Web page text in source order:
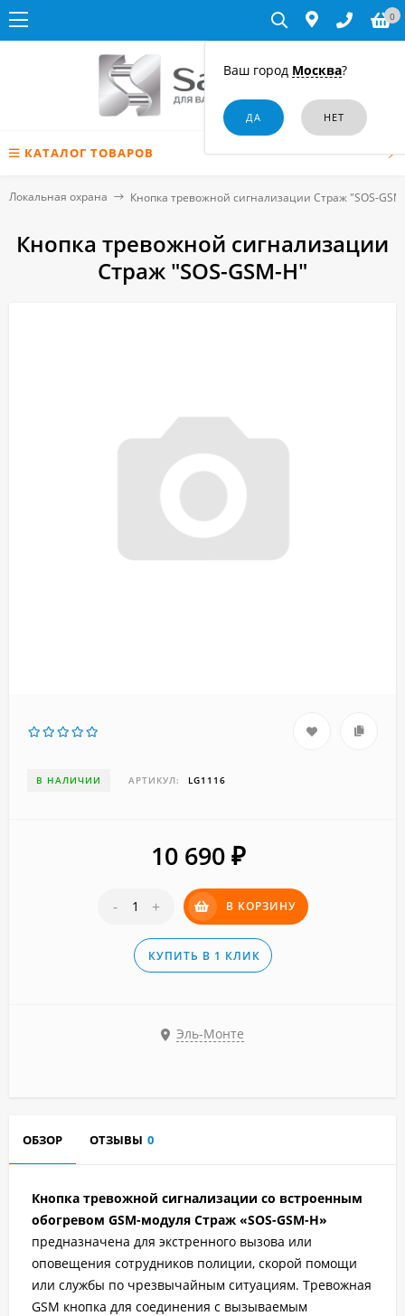
Ваш город Москва?
0
КАТАЛОГ ТОВАРОВ
Локальная охрана Кнопка тревожной сигнализации Страж "SOS-
Кнопка тревожной сигнализации
Страж "SOS-GSM-Н"
В НАЛИЧИИ АРТИКУЛ: LG1116
10 690 ₽
- + В КОРЗИНУ
КУПИТЬ В 1 КЛИК
Эль-Монте
ОБЗОР ОТЗЫВЫ 0
Кнопка тревожной сигнализации со встроенным
обогревом GSM-модуля Страж «SOS-GSM-Н»
предназначена для экстренного вызова или
оповещения сотрудников полиции, скорой помощи
или службы по чрезвычайным ситуациям. Тревожная
GSM кнопка для соединения с вызываемым